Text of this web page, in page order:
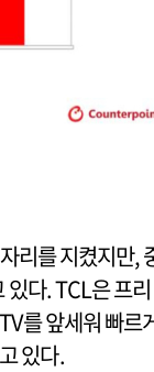
리를 지켰지만,
있다. TCL은 프리
를 앞세워 빠르
있다.